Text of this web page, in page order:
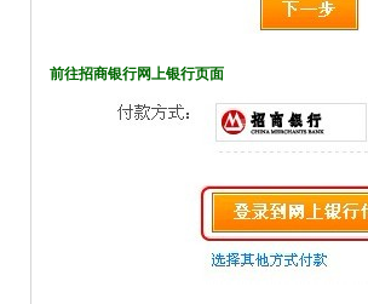
前往招商银行网上银行页面